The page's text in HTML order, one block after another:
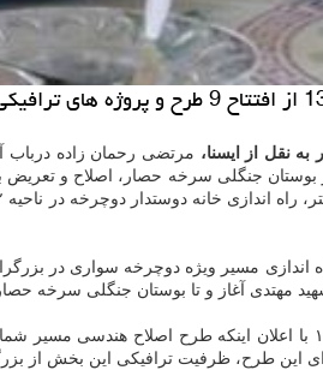
نقل از ایسنا،
جنگلی سرخه حصار، اصلاح و تعریض
مهتدی آغاز و تا بوستان جنگلی سرخه حصار
شهردار منطقه ۱۳ با اعلان اینکه طرح اصلاح
این طرح، ظرفیت ترافیکی این بخش از